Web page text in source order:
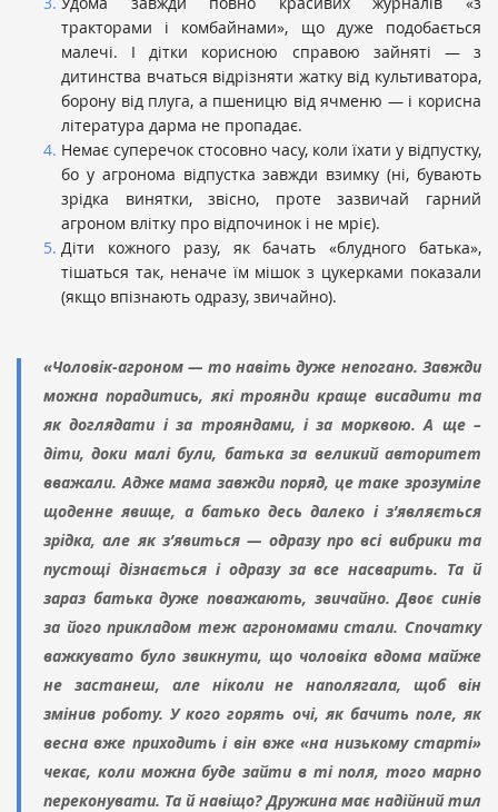
тракторами і комбайнами», що дуже подобається
малечі. І дітки корисною справою зайняті — з
дитинства вчаться відрізняти жатку від культиватора,
борону від плуга, а пшеницю від ячменю — і корисна
література дарма не пропадає.
Немає суперечок стосовно часу, коли їхати у відпустку,
бо у агронома відпустка завжди взимку (ні, бувають
зрідка винятки, звісно, проте зазвичай гарний
агроном влітку про відпочинок і не мріє).
Діти кожного разу, як бачать «блудного батька»,
тішаться так, неначе їм мішок з цукерками показали
(якщо впізнають одразу, звичайно).
«Чоловік-агроном — то навіть дуже непогано. Завжди
можна порадитись, які троянди краще висадити та
як доглядати і за трояндами, і за морквою. А ще –
діти, доки малі були, батька за великий авторитет
вважали. Адже мама завжди поряд, це таке зрозуміле
щоденне явище, а батько десь далеко і з’являється
зрідка, але як з’явиться — одразу про всі вибрики та
пустощі дізнається і одразу за все насварить. Та й
зараз батька дуже поважають, звичайно. Двоє синів
за його прикладом теж агрономами стали. Спочатку
важкувато було звикнути, що чоловіка вдома майже
не застанеш, але ніколи не наполягала, щоб він
змінив роботу. У кого горять очі, як бачить поле, як
весна вже приходить і він вже «на низькому старті»
чекає, коли можна буде зайти в ті поля, того марно
переконувати. Та й навіщо? Дружина має надійний тил